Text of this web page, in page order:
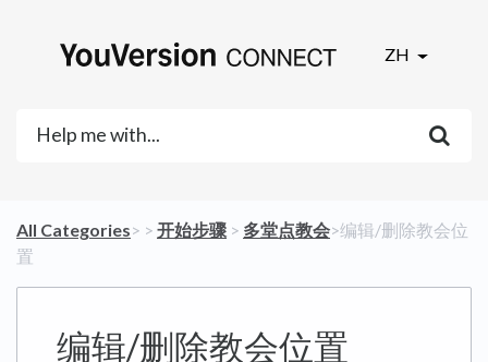
ZH
All Categories​>​ ​ > ​ ​开始步骤 ​ > ​ ​多堂点教会​>​ 编辑/删除教会位
置
编辑/删除教会位置